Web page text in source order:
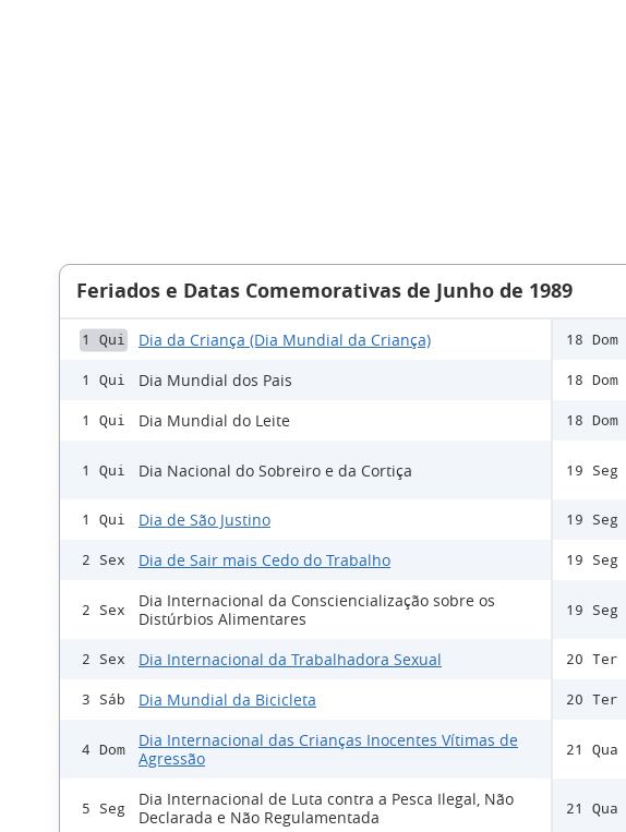
Feriados e Datas Comemorativas de Junho de 1989
1 Qui Dia da Criança (Dia Mundial da Criança)
1 Qui Dia Mundial dos Pais
1 Qui Dia Mundial do Leite
1 Qui Dia Nacional do Sobreiro e da Cortiça
1 Qui Dia de São Justino
2 Sex Dia de Sair mais Cedo do Trabalho
2 Sex
Dia Internacional da Consciencialização sobre os
Distúrbios Alimentares
2 Sex Dia Internacional da Trabalhadora Sexual
3 Sáb Dia Mundial da Bicicleta
4 Dom
Dia Internacional das Crianças Inocentes Vítimas de
Agressão
5 Seg
Dia Internacional de Luta contra a Pesca Ilegal, Não
Declarada e Não Regulamentada
18 Dom
18 Dom
18 Dom
19 Seg
19 Seg
19 Seg
19 Seg
20 Ter
20 Ter
21 Qua
21 Qua